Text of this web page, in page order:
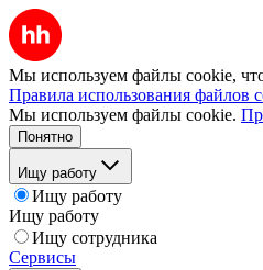
Мы используем файлы cookie,
Правила использования файлов
Мы используем файлы cookie.
Понятно
Ищу работу
Ищу работу
Ищу работу
Ищу сотрудника
Сервисы